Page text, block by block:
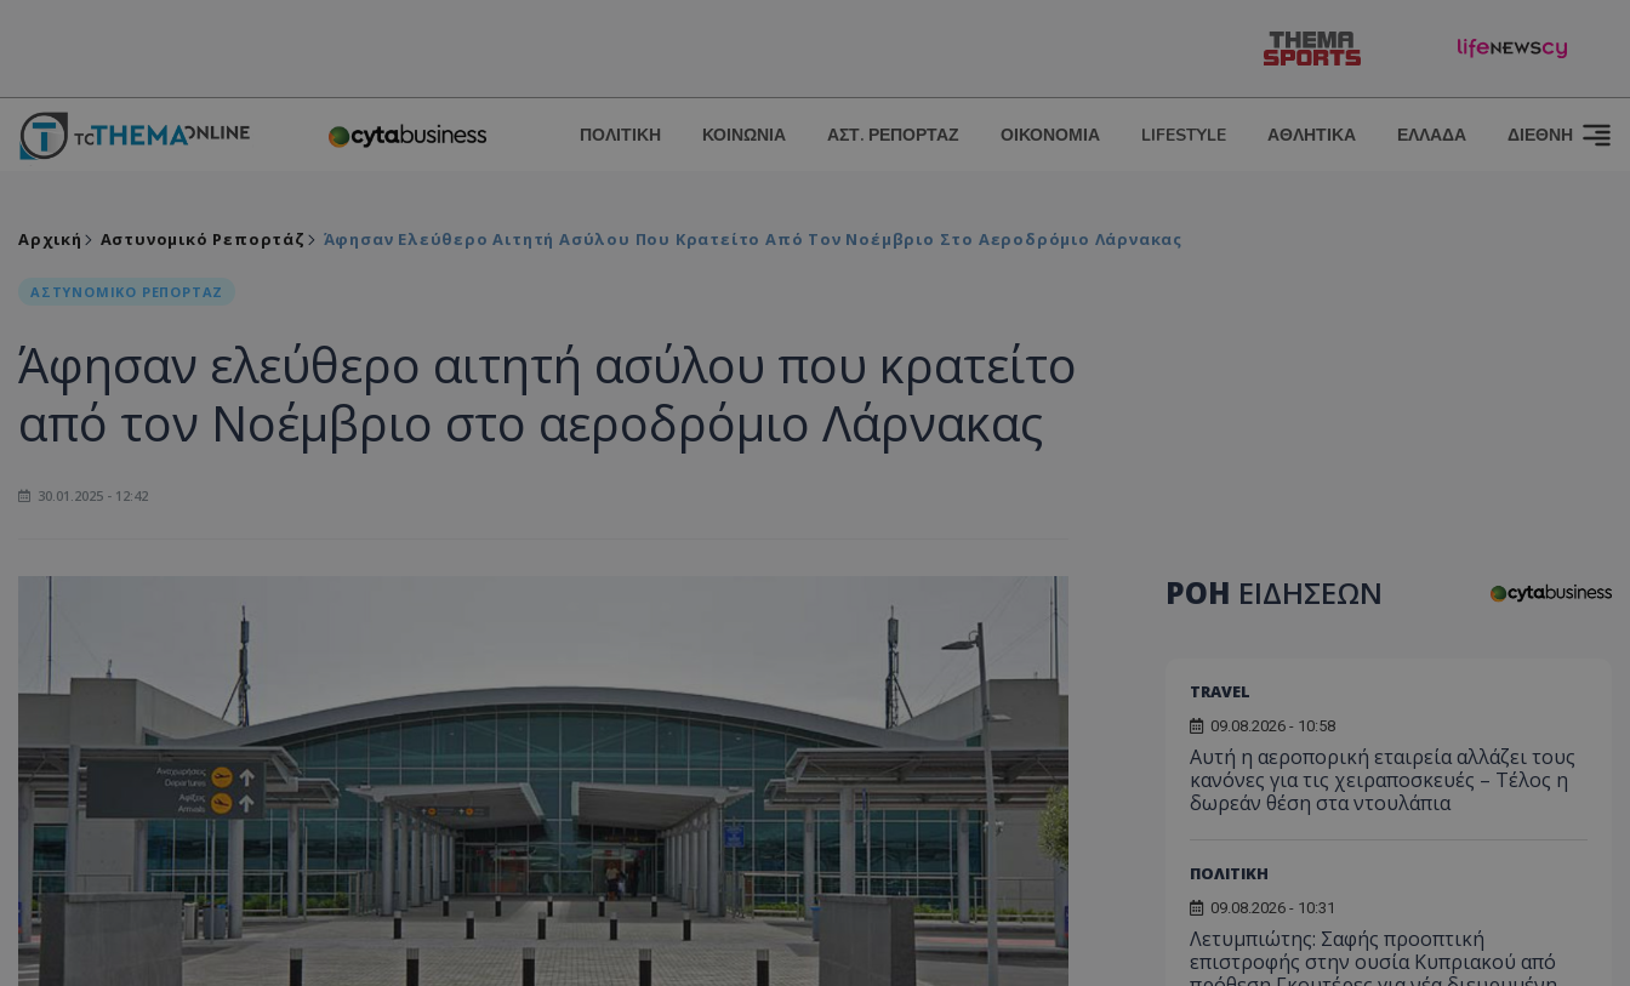
ΠΟΛΙΤΙΚΗ ΚΟΙΝΩΝΙΑ ΑΣΤ. ΡΕΠΟΡΤΑΖ ΟΙΚΟΝΟΜΙΑ LIFESTYLE ΑΘΛΗΤΙΚΑ ΕΛΛΑΔΑ ΔΙΕΘΝΗ
Αρχική Αστυνομικό Ρεπορτάζ Άφησαν Ελεύθερο Αιτητή Ασύλου Που Κρατείτο Από Τον Νοέμβριο Στο Αεροδρόμιο Λάρνακας
ΑΣΤΥΝΟΜΙΚΟ ΡΕΠΟΡΤΑΖ
Άφησαν ελεύθερο αιτητή ασύλου που κρατείτο
από τον Νοέμβριο στο αεροδρόμιο Λάρνακας
30.01.2025 - 12:42
ΡΟΗ ΕΙΔΗΣΕΩΝ
TRAVEL
09.08.2026 - 10:58
Αυτή η αεροπορική εταιρεία αλλάζει τους
κανόνες για τις χειραποσκευές – Τέλος η
δωρεάν θέση στα ντουλάπια
ΠΟΛΙΤΙΚΗ
09.08.2026 - 10:31
Λετυμπιώτης: Σαφής προοπτική
επιστροφής στην ουσία Κυπριακού από